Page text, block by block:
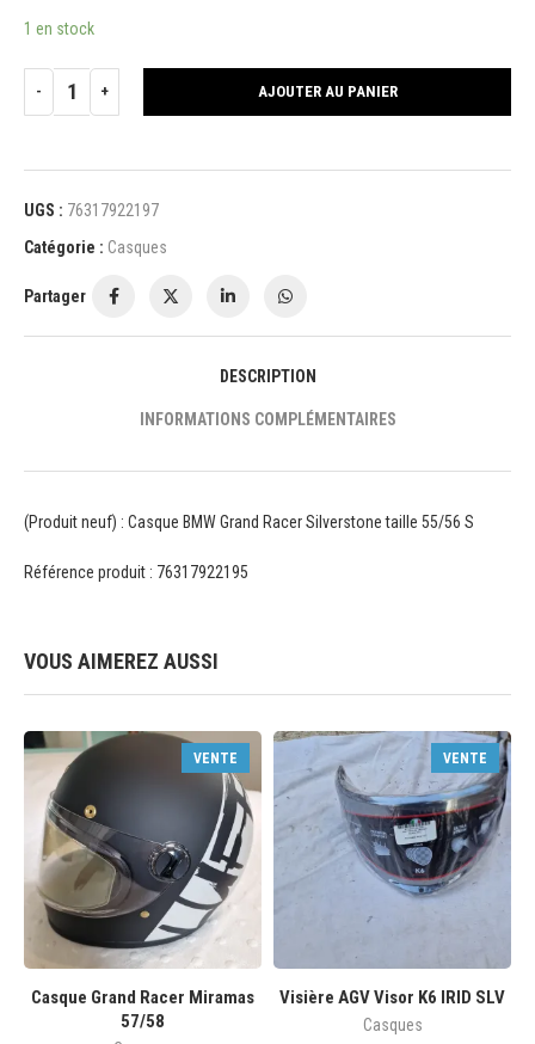
1 en stock
AJOUTER AU PANIER
UGS : 76317922197
Catégorie : Casques
Partager
DESCRIPTION
INFORMATIONS COMPLÉMENTAIRES
(Produit neuf) : Casque BMW Grand Racer Silverstone taille 55/56 S
Référence produit : 76317922195
VOUS AIMEREZ AUSSI
VENTE
Casque Grand Racer Miramas
57/58
VENTE
Visière AGV Visor K6 IRID SLV
Casques